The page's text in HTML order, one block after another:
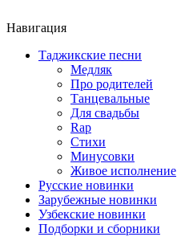
Навигация
Таджикские песни
Медляк
Про родителей
Танцевальные
Для свадьбы
Rap
Стихи
Минусовки
Живое исполнение
Русские новинки
Зарубежные новинки
Узбекские новинки
Подборки и сборники